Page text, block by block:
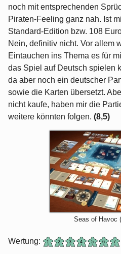
noch mit entsprechenden
Piraten-Feeling ganz nah. Ist
Standard-Edition bzw. 108
Nein, definitiv nicht. Vor allem
Eintauchen ins Thema es für
das Spiel auf Deutsch spielen
da aber noch ein deutscher
sowie die Karten übersetzt.
nicht kaufe, haben mir die
weitere könnten folgen. (8,5)
Seas of Havoc
Wertung: